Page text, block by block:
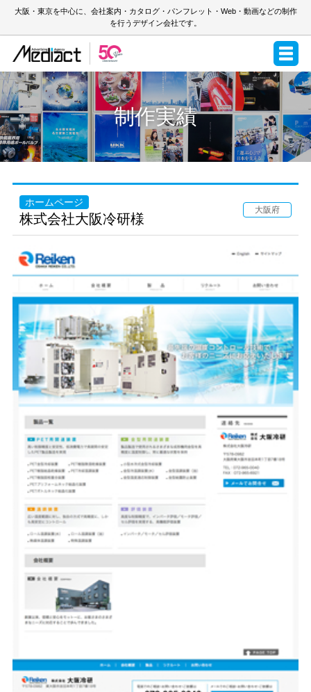
大阪・東京を中心に、会社案内・カタログ・パンフレット・Web・動画などの制作
を行うデザイン会社です。
制作実績
ホームページ
株式会社大阪冷研様
大阪府